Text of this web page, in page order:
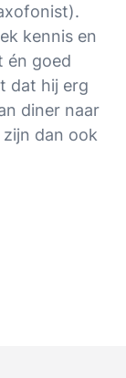
kennis en
én goed
dat hij erg
diner naar
dan ook